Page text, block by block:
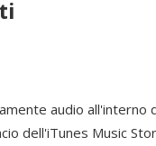
audio all'interno
dell'iTunes Music